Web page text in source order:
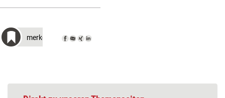
merken